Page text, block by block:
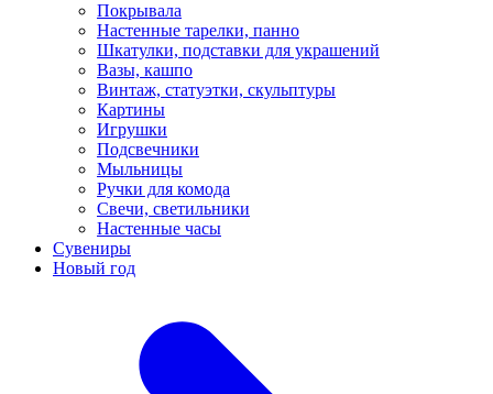
Покрывала
Настенные тарелки, панно
Шкатулки, подставки для украшений
Вазы, кашпо
Винтаж, статуэтки, скульптуры
Картины
Игрушки
Подсвечники
Мыльницы
Ручки для комода
Свечи, светильники
Настенные часы
Сувениры
Новый год